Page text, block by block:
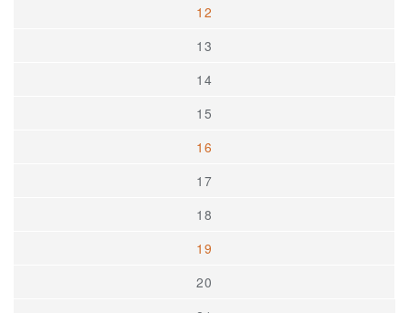
12
13
14
15
16
17
18
19
20